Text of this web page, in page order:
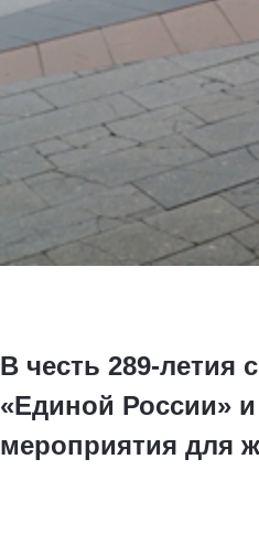
В честь 289-летия
«Единой России»
мероприятия для